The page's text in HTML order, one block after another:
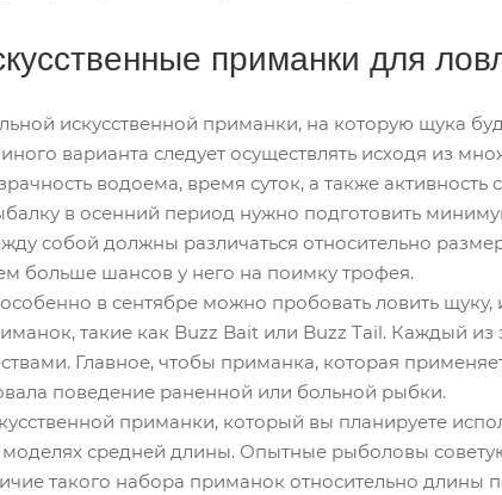
приманки для
искусственной приманки, на которую щука
варианта следует осуществлять исходя из
водоема, время суток, а также активность
в осенний период нужно подготовить
собой должны различаться относительно
больше шансов у него на поимку трофея.
в сентябре можно пробовать ловить
такие как Buzz Bait или Buzz Tail. Каждый из
Главное, чтобы приманка, которая
поведение раненной или больной рыбки.
приманки, который вы планируете
средней длины. Опытные рыболовы
такого набора приманок относительно